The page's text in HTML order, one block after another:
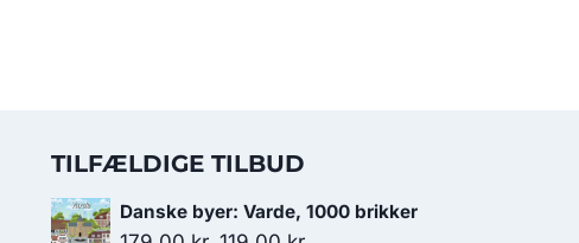
TILFÆLDIGE TILBUD
Danske byer: Varde, 1000 brikker